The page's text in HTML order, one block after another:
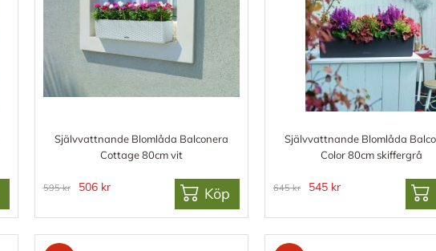
Självvattnande Blomlåda Balconera
Cottage 80cm vit
595 kr 506 kr Köp
Självvattnande Blomlåda
Color 80cm skiffergrå
645 kr 545 kr